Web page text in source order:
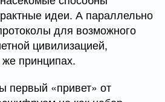
идеи. А параллельно
для возможного
цивилизацией,
принципах.
первый «привет» от